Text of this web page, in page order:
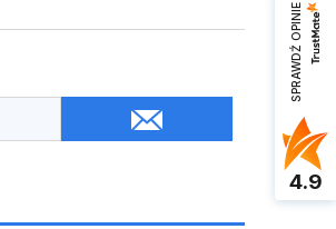
SPRAWDŹ OPINIE
4.9